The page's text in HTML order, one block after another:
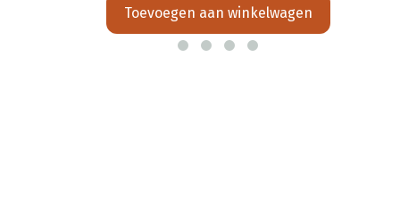
Toevoegen aan winkelwagen